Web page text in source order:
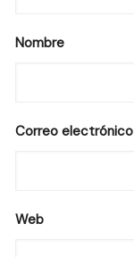
Nombre
Correo electrónico
Web